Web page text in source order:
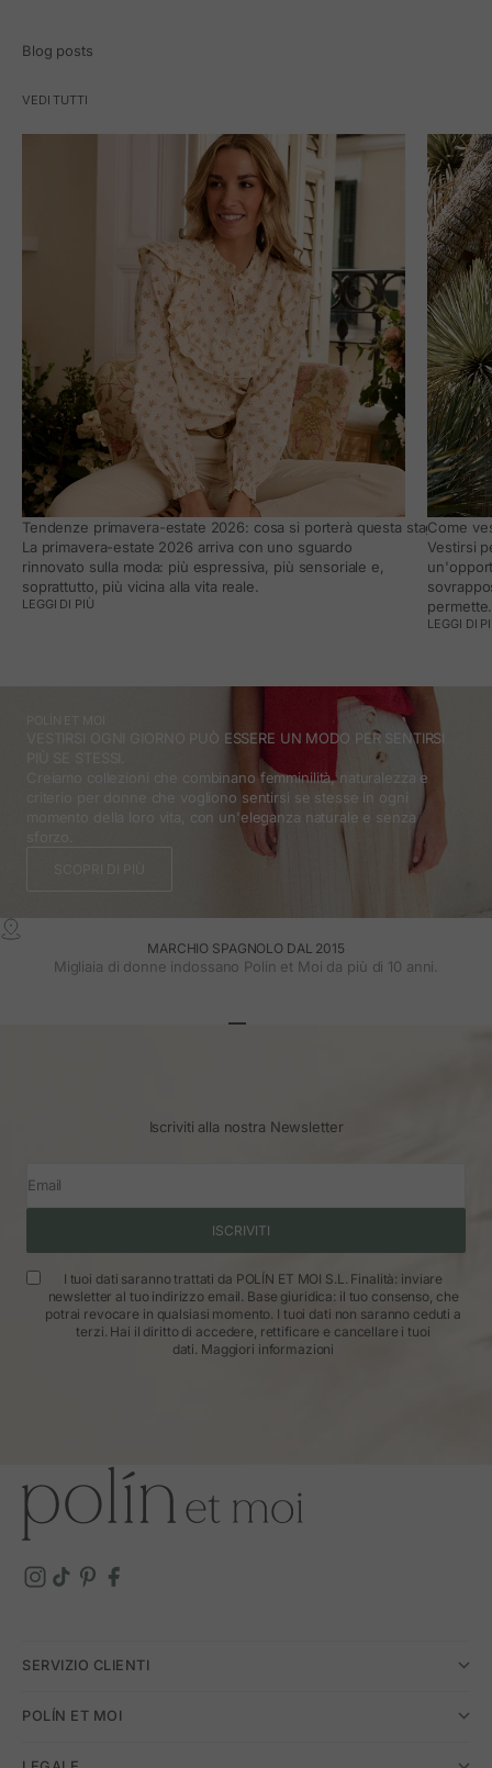
Blog posts
VEDI TUTTI
Tendenze primavera-estate 2026: cosa si porterà questa stagione e
La primavera-estate 2026 arriva con uno sguardo
rinnovato sulla moda: più espressiva, più sensoriale e,
soprattutto, più vicina alla vita reale.
LEGGI DI PIÙ
Come
Vestirsi
permette.
LEGGI DI
VESTIRSI OGNI GIORNO PUÒ ESSERE UN MODO PER SENTIRSI
Creiamo collezioni che combinano femminilità, naturalezza e
criterio per donne che vogliono sentirsi se stesse in ogni
momento della loro vita, con un'eleganza naturale e senza
MARCHIO SPAGNOLO DAL 2015
Migliaia di donne indossano Polin et Moi da più di 10 anni.
Iscriviti alla nostra Newsletter
Email
ISCRIVITI
I tuoi dati saranno trattati da POLÍN ET MOI S.L. Finalità: inviare
newsletter al tuo indirizzo email. Base giuridica: il tuo consenso, che
potrai revocare in qualsiasi momento. I tuoi dati non saranno ceduti a
terzi. Hai il diritto di accedere, rettificare e cancellare i tuoi
dati. Maggiori informazioni
SERVIZIO CLIENTI
POLÍN ET MOI